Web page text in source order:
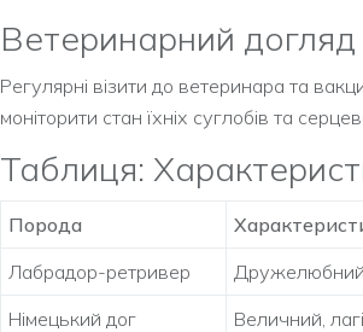
Ветеринарний догляд
Регулярні візити до ветеринара та
моніторити стан їхніх суглобів та
Таблиця:
Порода
Лабрадор-ретривер
Німецький дог
Величний,